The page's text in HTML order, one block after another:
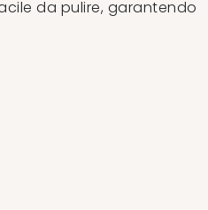
da pulire, garantendo